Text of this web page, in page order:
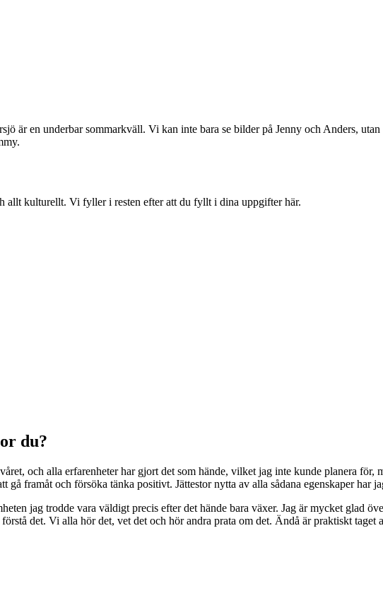
är en underbar sommarkväll. Vi kan inte bara se bilder på Jenny och Anders,
allt kulturellt. Vi fyller i resten efter att du fyllt i dina uppgifter här.
du?
och alla erfarenheter har gjort det som hände, vilket jag inte kunde planera för,
framåt och försöka tänka positivt. Jättestor nytta av alla sådana egenskaper har
jag trodde vara väldigt precis efter det hände bara växer. Jag är mycket glad
det. Vi alla hör det, vet det och hör andra prata om det. Ändå är praktiskt taget